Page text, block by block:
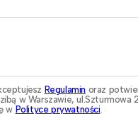
Regulamin oraz
w Warszawie,
w Polityce prywatności